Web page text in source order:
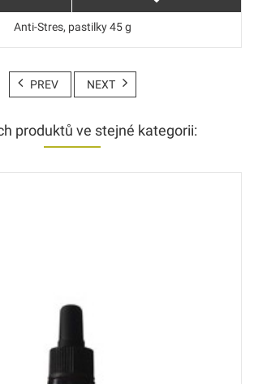
Anti-Stres, pastilky 45 g
PREV NEXT
produktů ve stejné kategorii: